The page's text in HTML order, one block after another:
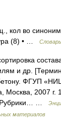
кол во
(8) • …
и др.
ФГУП
Москва, 2007 г.
…
материалов